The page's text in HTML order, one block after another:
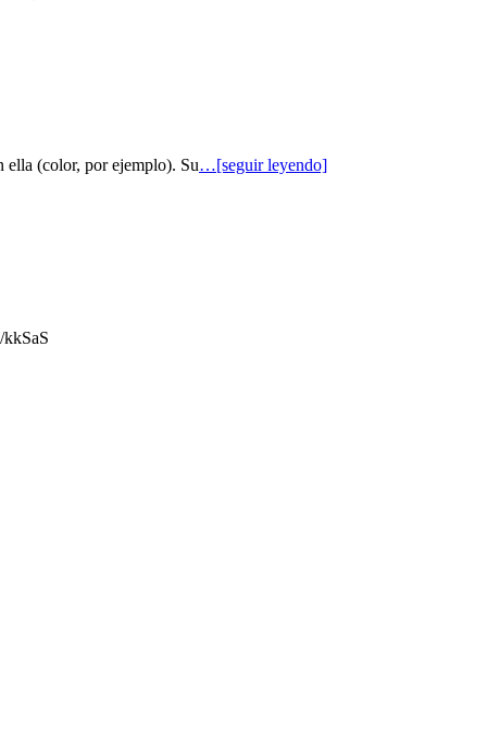
ella (color, por ejemplo). Su…[seguir leyendo]
kkSaS